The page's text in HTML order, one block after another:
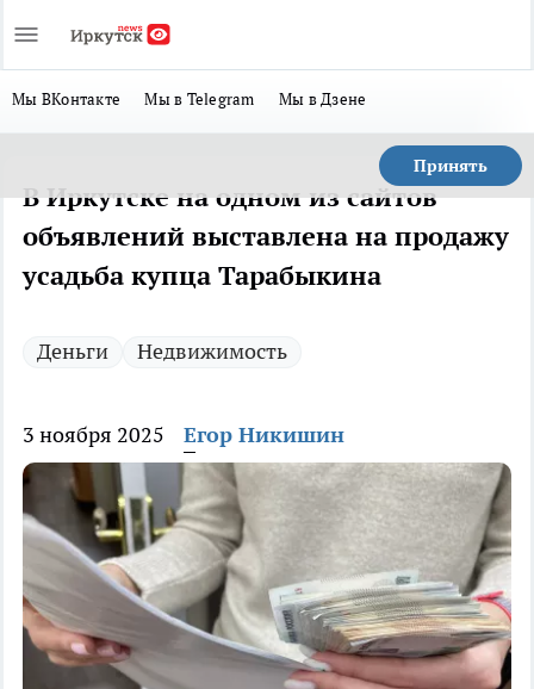
Мы ВКонтакте Мы в Telegram Мы в Дзене
Принять
В Иркутске на одном из сайтов
объявлений выставлена на продажу
усадьба купца Тарабыкина
Деньги Недвижимость
3 ноября 2025 Егор Никишин